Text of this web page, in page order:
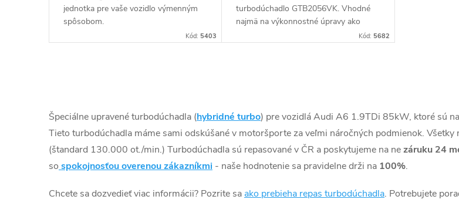
jednotka pre vaše vozidlo výmenným
spôsobom.
Kód: 5403
turbodúchadlo GTB2056VK. Vhodné
najmä na výkonnostné úpravy ako
Kód: 5682
v
l
á
a
Špeciálne upravené turbodúchadla (hybridné turbo) pre vozidlá Audi A6 1.9TDi 85kW, ktoré sú
Tieto turbodúchadla máme sami odskúšané v motoršporte za veľmi náročných podmienok.
(štandard 130.000 ot./min.) Turbodúchadla sú repasované v ČR a poskytujeme na nezáruku 24
so spokojnosťou overenou zákazníkmi - naše hodnotenie sa pravidelne drži na 100%.
Chcete sa dozvedieť viac informácii? Pozrite sa ako prebieha repas turbodúchadla. Potrebujete